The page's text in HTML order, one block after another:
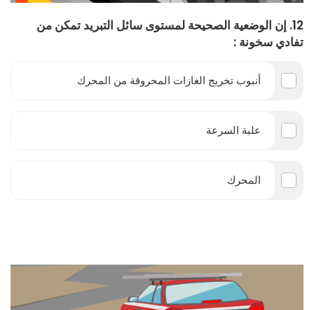
12. إن الوضعية الصحيحة لمستوى سائل التبريد تمكن من
تفادي سخونة :
أنبوب تخريج الغازات المحروقة من المحرك
علبة السرعة
المحرك